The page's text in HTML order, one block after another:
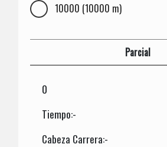
10000 (10000 m)
Parcial
0
Tiempo:-
Cabeza Carrera:-